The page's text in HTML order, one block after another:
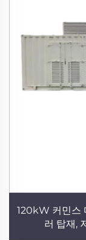
120kW 커민스
러 탑재,